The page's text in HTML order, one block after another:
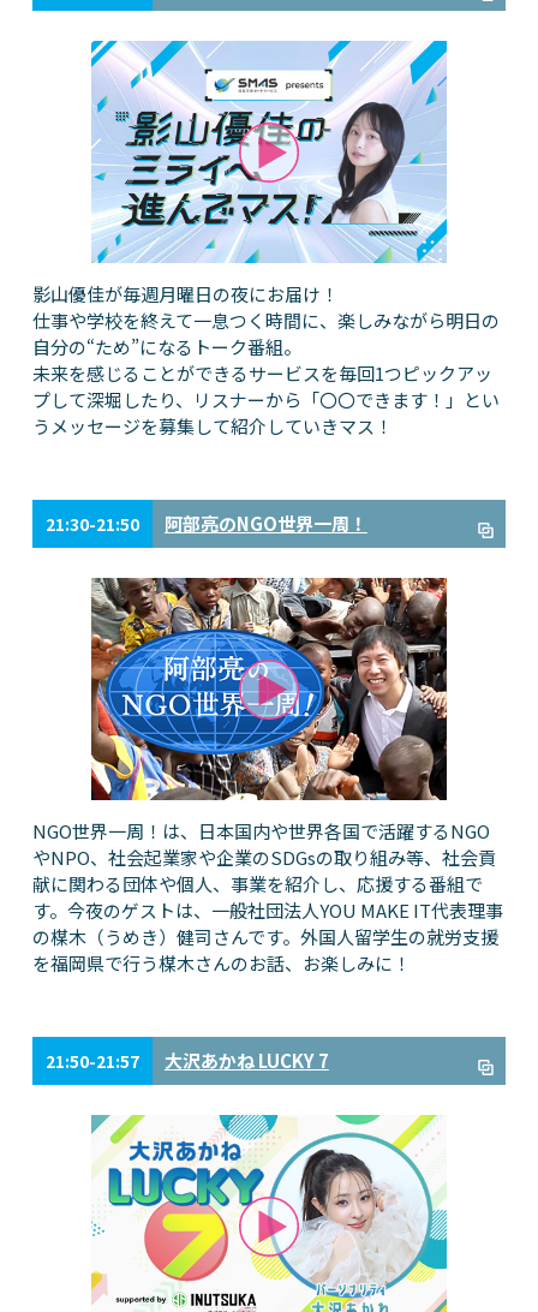
影山優佳が毎週月曜日の夜にお届け！
仕事や学校を終えて一息つく時間に、楽しみながら明日の
自分の“ため”になるトーク番組。
未来を感じることができるサービスを毎回1つピックアッ
プして深堀したり、リスナーから「〇〇できます！」とい
うメッセージを募集して紹介していきマス！
21:30-21:50 阿部亮のNGO世界一周！
NGO世界一周！は、日本国内や世界各国で活躍するNGO
やNPO、社会起業家や企業のSDGsの取り組み等、社会貢
献に関わる団体や個人、事業を紹介し、応援する番組で
す。今夜のゲストは、一般社団法人YOU MAKE IT代表理事
の楳木（うめき）健司さんです。外国人留学生の就労支援
を福岡県で行う楳木さんのお話、お楽しみに！
21:50-21:57 大沢あかね LUCKY 7